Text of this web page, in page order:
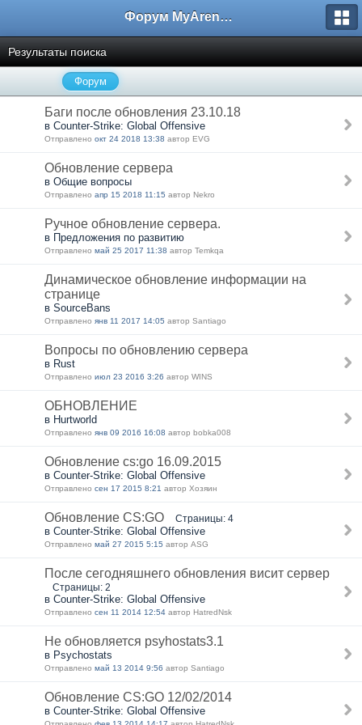
Форум MyArena.ru
Результаты поиска
Форум
Баги после обновления 23.10.18
в Counter-Strike: Global Offensive
Отправлено окт 24 2018 13:38 автор EVG
Обновление сервера
в Общие вопросы
Отправлено апр 15 2018 11:15 автор Nekro
Ручное обновление сервера.
в Предложения по развитию
Отправлено май 25 2017 11:38 автор Temkqa
Динамическое обновление информации на
странице
в SourceBans
Отправлено янв 11 2017 14:05 автор Santiago
Вопросы по обновлению сервера
в Rust
Отправлено июл 23 2016 3:26 автор WINS
ОБНОВЛЕНИЕ
в Hurtworld
Отправлено янв 09 2016 16:08 автор bobka008
Обновление cs:go 16.09.2015
в Counter-Strike: Global Offensive
Отправлено сен 17 2015 8:21 автор Хозяин
Обновление CS:GO Страницы: 4
в Counter-Strike: Global Offensive
Отправлено май 27 2015 5:15 автор ASG
После сегодняшнего обновления висит сервер
Страницы: 2
в Counter-Strike: Global Offensive
Отправлено сен 11 2014 12:54 автор HatredNsk
Не обновляется psyhostats3.1
в Psychostats
Отправлено май 13 2014 9:56 автор Santiago
Обновление CS:GO 12/02/2014
в Counter-Strike: Global Offensive